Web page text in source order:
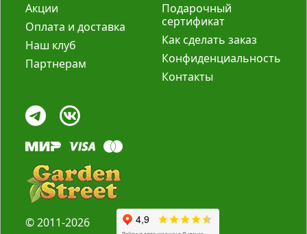
Акции
Оплата и доставка
Наш клуб
Партнерам
Подарочный
сертификат
Как сделать заказ
Конфиденциальность
Контакты
© 2011-2026